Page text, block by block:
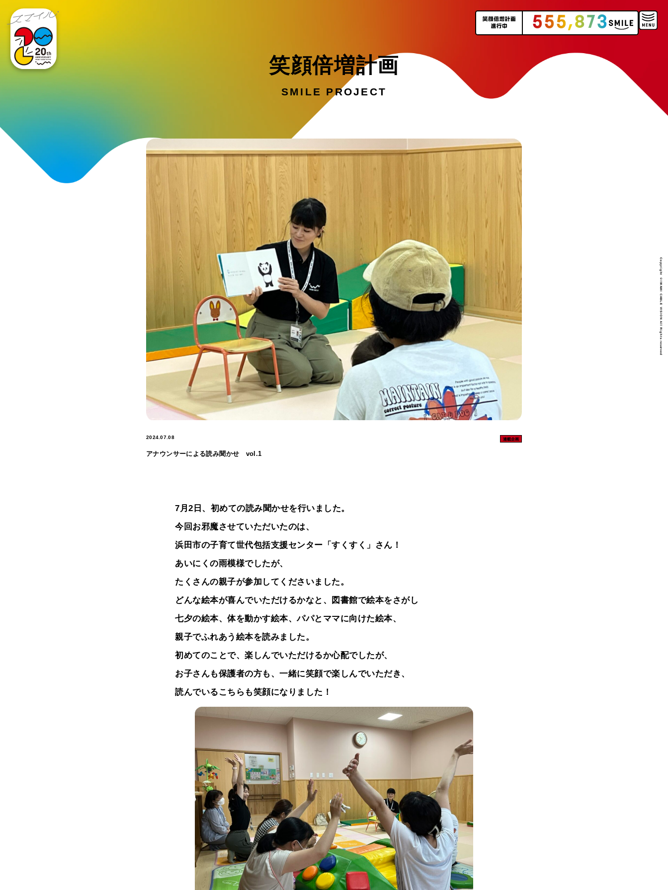
555,873
Copyright ©IWAMI CABLE VISION All Rights reserved
笑顔倍増計画
SMILE PROJECT
2024.07.08 連載企画
アナウンサーによる読み聞かせ vol.1
7月2日、初めての読み聞かせを行いました。
今回お邪魔させていただいたのは、
浜田市の子育て世代包括支援センター「すくすく」さん！
あいにくの雨模様でしたが、
たくさんの親子が参加してくださいました。
どんな絵本が喜んでいただけるかなと、図書館で絵本をさがし
七夕の絵本、体を動かす絵本、パパとママに向けた絵本、
親子でふれあう絵本を読みました。
初めてのことで、楽しんでいただけるか心配でしたが、
お子さんも保護者の方も、一緒に笑顔で楽しんでいただき、
読んでいるこちらも笑顔になりました！